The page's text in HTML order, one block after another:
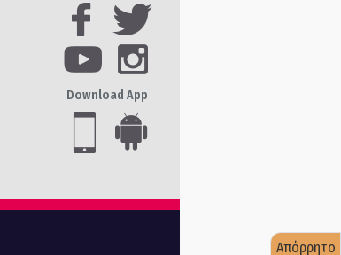
Download App
Απόρρητο